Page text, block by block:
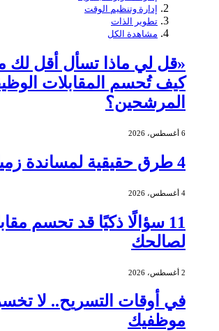
إدارة وتنظيم الوقت
تطوير الذات
مشاهدة الكل
«قل لي ماذا تسأل أقل لك
كيف تُحسم المقابلات
المرشحين؟
6 أغسطس، 2026
4 طرق حقيقية لمساندة زميل يمر بمحنة
4 أغسطس، 2026
11 سؤالًا ذكيًا قد تحسم
لصالحك
2 أغسطس، 2026
في أوقات التسريح.. لا
موظفيك